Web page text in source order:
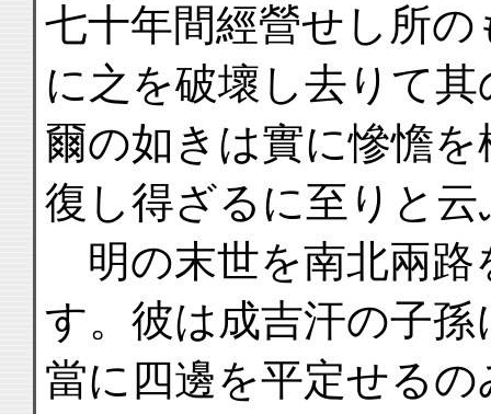
七十年間經營せし所
に之を破壞し去りて其
爾の如きは實に慘憺
復し得ざるに至りと云
明の末世を南北兩路
す。彼は成吉汗の子孫
當に四邊を平定せる